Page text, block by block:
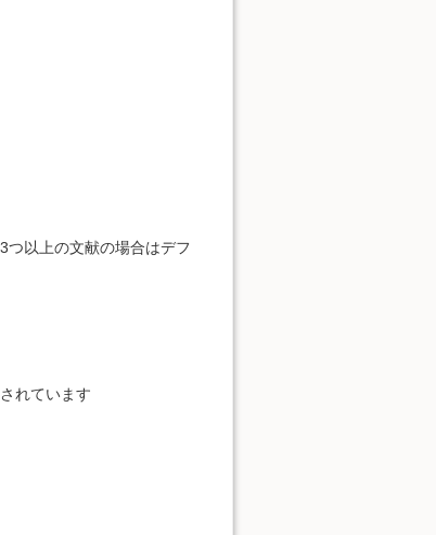
つ以上の文献の場合はデフ
れています